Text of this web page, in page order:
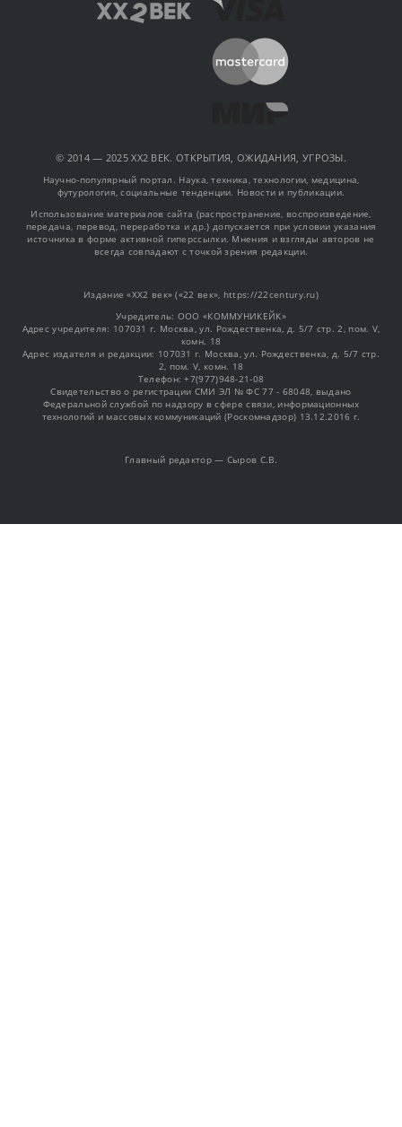
© 2014 — 2025 XX2 ВЕК. ОТКРЫТИЯ, ОЖИДАНИЯ, УГРОЗЫ.
Научно-популярный портал. Наука, техника, технологии, медицина,
футурология, социальные тенденции. Новости и публикации.
Использование материалов сайта (распространение, воспроизведение,
передача, перевод, переработка и др.) допускается при условии указания
источника в форме активной гиперссылки. Мнения и взгляды авторов не
всегда совпадают с точкой зрения редакции.
Издание «XX2 век» («22 век», https://22century.ru)
Учредитель: OOO «КОММУНИКЕЙК»
Адрес учредителя: 107031 г. Москва, ул. Рождественка, д. 5/7 стр. 2, пом. V,
комн. 18
Адрес издателя и редакции: 107031 г. Москва, ул. Рождественка, д. 5/7 стр.
2, пом. V, комн. 18
Телефон: +7(977)948-21-08
Свидетельство о регистрации СМИ ЭЛ № ФС 77 - 68048, выдано
Федеральной службой по надзору в сфере связи, информационных
технологий и массовых коммуникаций (Роскомнадзор) 13.12.2016 г.
Главный редактор — Сыров С.В.